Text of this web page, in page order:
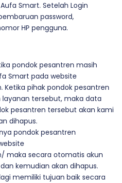
Smart. Setelah Login
password,
HP pengguna.
pondok pesantren masih
Smart pada website
pihak pondok pesantren
tersebut, maka data
pesantren tersebut akan kami
dihapus.
pondok pesantren
maka secara otomatis akun
kemudian akan dihapus.
memiliki tujuan baik secara